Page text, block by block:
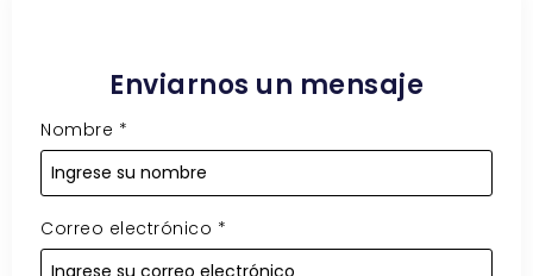
Enviarnos un mensaje
Nombre *
Correo electrónico *